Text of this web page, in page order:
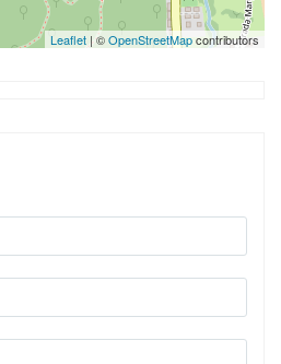
Leaflet | ©OpenStreetMapcontributors